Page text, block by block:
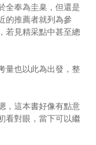
全奉為圭臬，但還是
的推薦者就列為參
若見精采點中甚至總
量也以此為出發，整
，這本書好像有點意
看對眼，當下可以繼